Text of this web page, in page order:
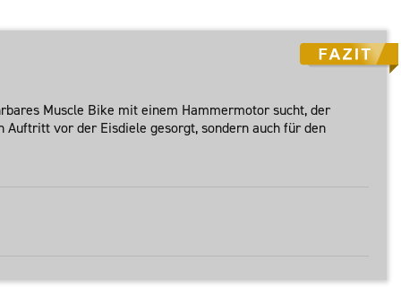
Muscle Bike mit einem Hammermotor sucht, der
vor der Eisdiele gesorgt, sondern auch für den